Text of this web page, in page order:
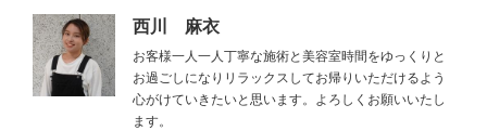
西川 麻衣
お客様一人一人丁寧な施術と美容室時間をゆっくりと
お過ごしになりリラックスしてお帰りいただけるよう
心がけていきたいと思います。よろしくお願いいたし
ます。